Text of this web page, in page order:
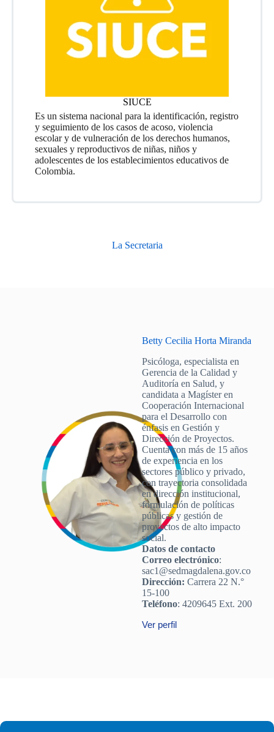
SIUCE
Es un sistema nacional para la identificación, registro
y seguimiento de los casos de acoso, violencia
escolar y de vulneración de los derechos humanos,
sexuales y reproductivos de niñas, niños y
adolescentes de los establecimientos educativos de
Colombia.
La Secretaria
Betty Cecilia Horta Miranda
Psicóloga, especialista en
Gerencia de la Calidad y
Auditoría en Salud, y
candidata a Magíster en
Cooperación Internacional
para el Desarrollo con
énfasis en Gestión y
Dirección de Proyectos.
Cuenta con más de 15 años
de experiencia en los
sectores público y privado,
con trayectoria consolidada
en dirección institucional,
formulación de políticas
públicas y gestión de
proyectos de alto impacto
social.
Datos de contacto
Correo electrónico:
sac1@sedmagdalena.gov.co
Dirección: Carrera 22 N.°
15-100
Teléfono: 4209645 Ext. 200
Ver perfil